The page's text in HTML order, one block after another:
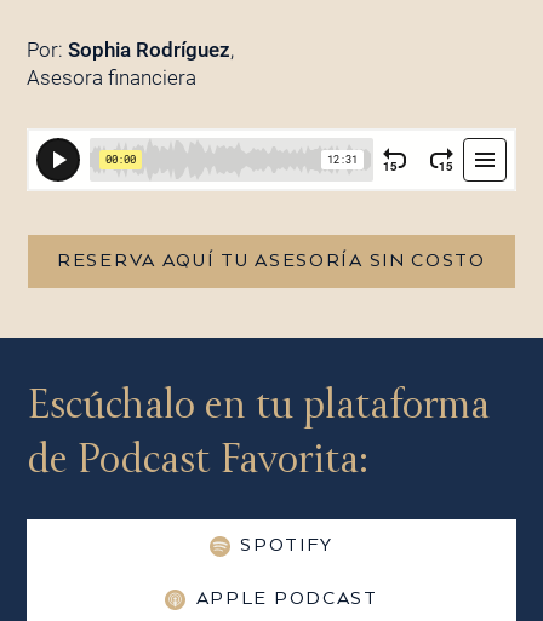
Por: Sophia Rodríguez,
Asesora financiera
RESERVA AQUÍ TU ASESORÍA SIN COSTO
Escúchalo en tu plataforma
de Podcast Favorita:
SPOTIFY
APPLE PODCAST